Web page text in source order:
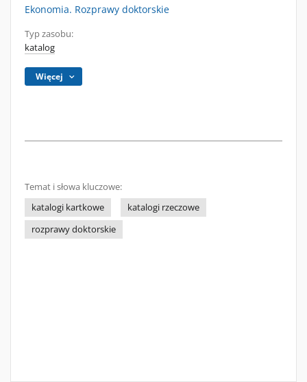
Ekonomia. Rozprawy doktorskie
Typ zasobu:
katalog
Więcej
Temat i słowa kluczowe:
katalogi kartkowe
katalogi rzeczowe
rozprawy doktorskie